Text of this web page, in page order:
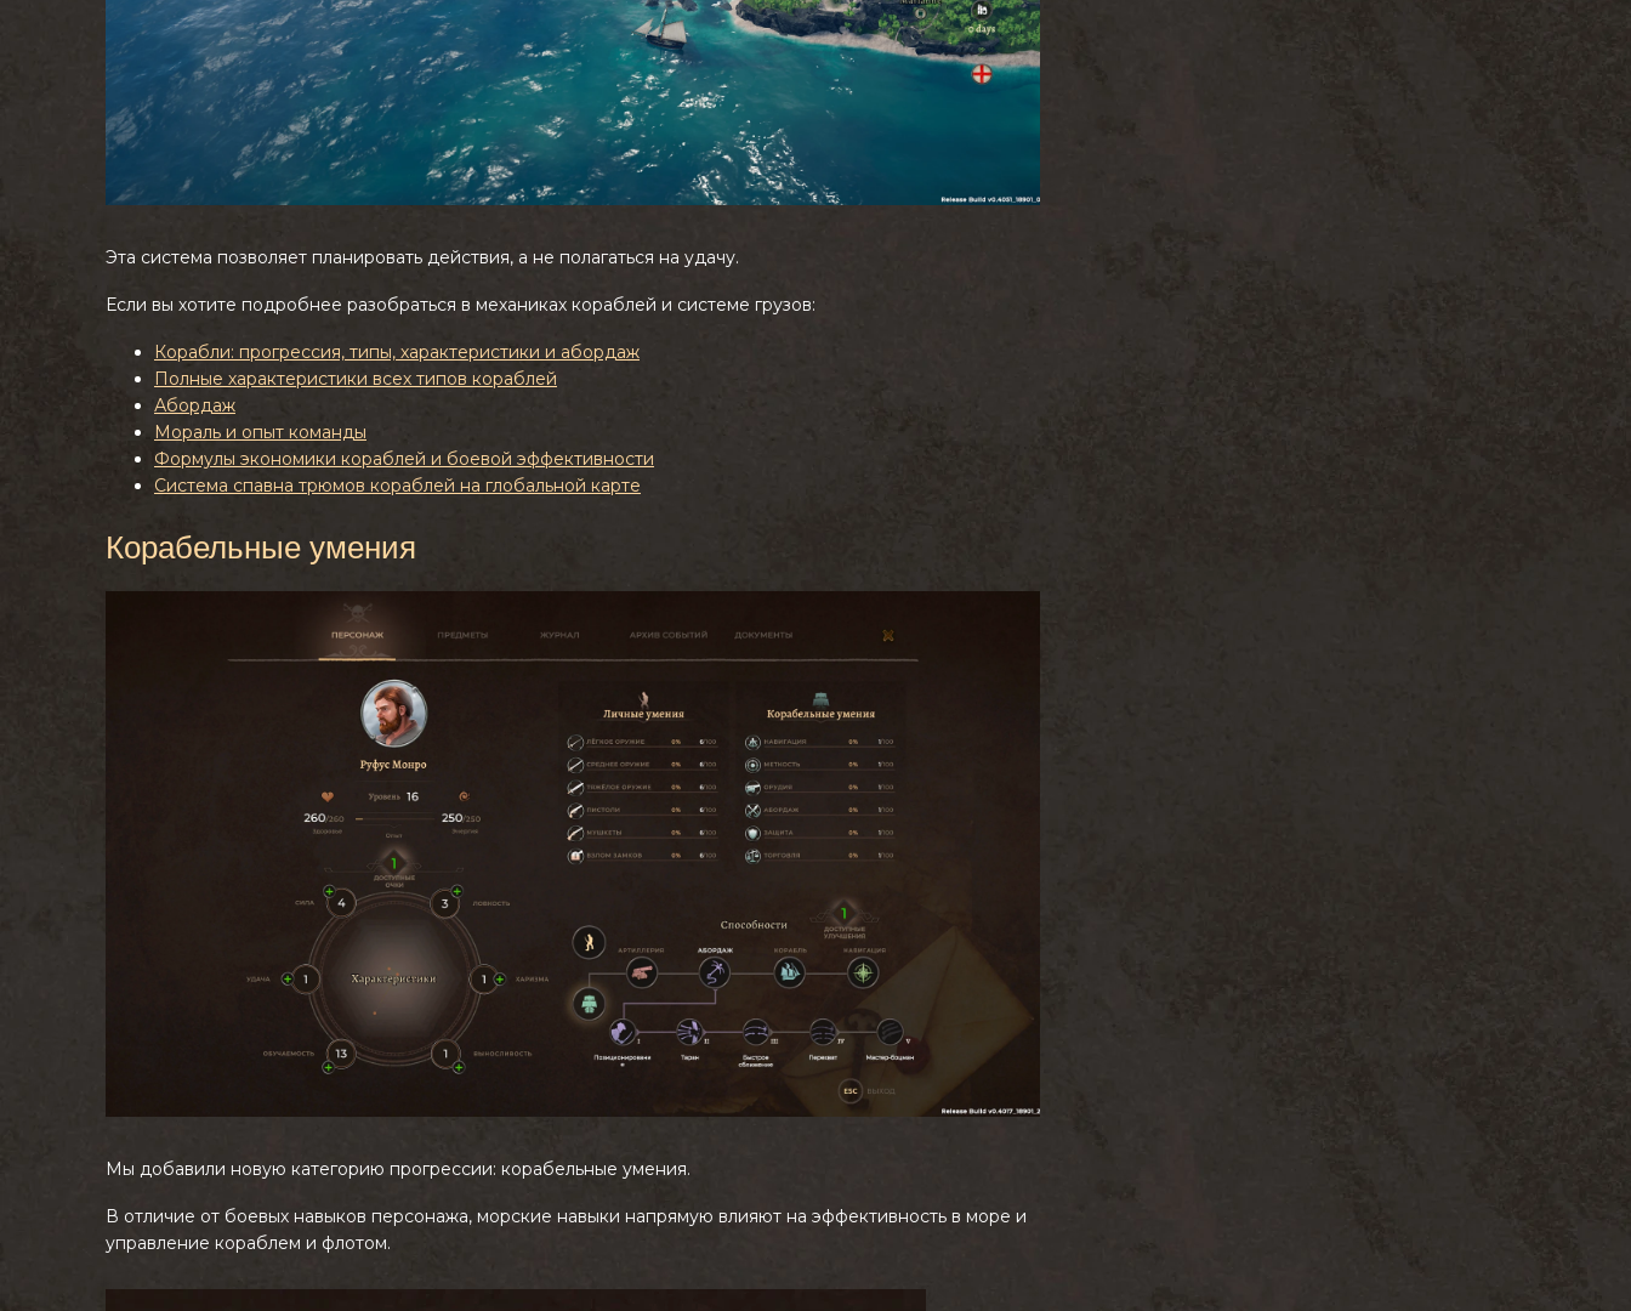
Эта система позволяет планировать действия, а не полагаться на удачу.
Если вы хотите подробнее разобраться в механиках кораблей и системе грузов:
Корабли: прогрессия, типы, характеристики и абордаж
Полные характеристики всех типов кораблей
Абордаж
Мораль и опыт команды
Формулы экономики кораблей и боевой эффективности
Система спавна трюмов кораблей на глобальной карте
Корабельные умения
Мы добавили новую категорию прогрессии: корабельные умения.
В отличие от боевых навыков персонажа, морские навыки напрямую влияют на эффективность в море и
управление кораблем и флотом.